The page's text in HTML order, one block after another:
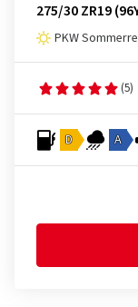
275/30 ZR19
PKW
(5)
D A